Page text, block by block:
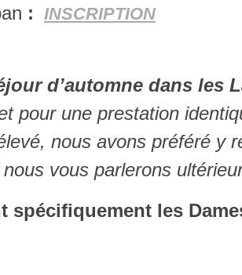
: INSCRIPTION
d’automne dans les
pour une prestation
nous avons préféré y
vous parlerons
spécifiquement les